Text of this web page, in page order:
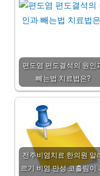
편도염 편도결석의 원인
빼는법 치료법은?
전주비염치료 한의원 알
르기 비염 만성 코흘림이